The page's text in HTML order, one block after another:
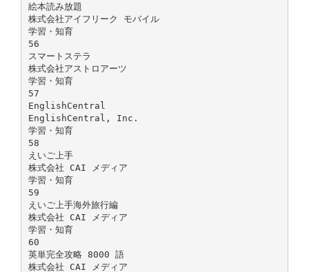
絵本読み放題
株式会社アイフリーク モバイル
学習・知育
56
スマートステラ
株式会社アストロアーツ
学習・知育
57
EnglishCentral
EnglishCentral, Inc.
学習・知育
58
えいご上手
株式会社 CAI メディア
学習・知育
59
えいご上手海外旅行編
株式会社 CAI メディア
学習・知育
60
英単完全攻略 8000 語
株式会社 CAI メディア